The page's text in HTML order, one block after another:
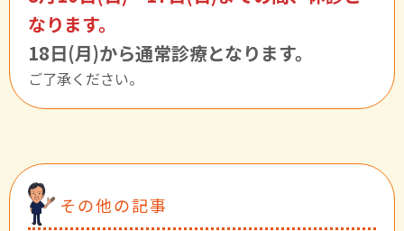
なります。
18日(月)から通常診療となります。
ご了承ください。
その他の記事